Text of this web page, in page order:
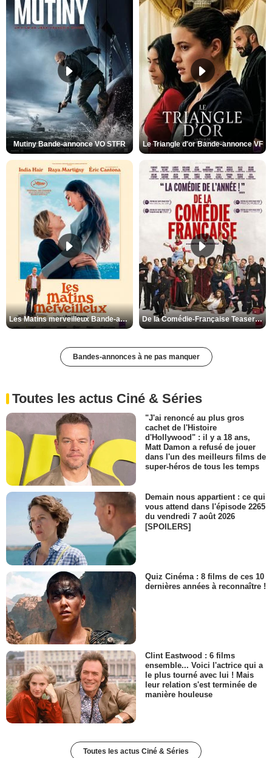
Mutiny Bande-annonce VO STFR Le Triangle d'or Bande-annonce VF
Les Matins merveilleux Bande-annonce VF De la Comédie-Française Teaser VF
Bandes-annonces à ne pas manquer
Toutes les actus Ciné & Séries
"J'ai renoncé au plus gros
cachet de l'Histoire
d'Hollywood" : il y a 18 ans,
Matt Damon a refusé de jouer
dans l'un des meilleurs films de
super-héros de tous les temps
Demain nous appartient : ce qui
vous attend dans l'épisode 2265
du vendredi 7 août 2026
[SPOILERS]
Quiz Cinéma : 8 films de ces 10
dernières années à reconnaître !
Clint Eastwood : 6 films
ensemble... Voici l'actrice qui a
le plus tourné avec lui ! Mais
leur relation s'est terminée de
manière houleuse
Toutes les actus Ciné & Séries